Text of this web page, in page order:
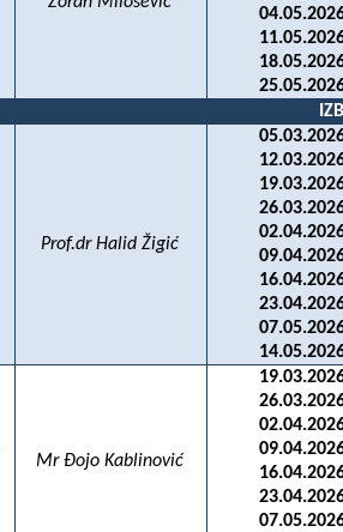
Prof.dr Halid Žigić
Mr Đojo Kablinović